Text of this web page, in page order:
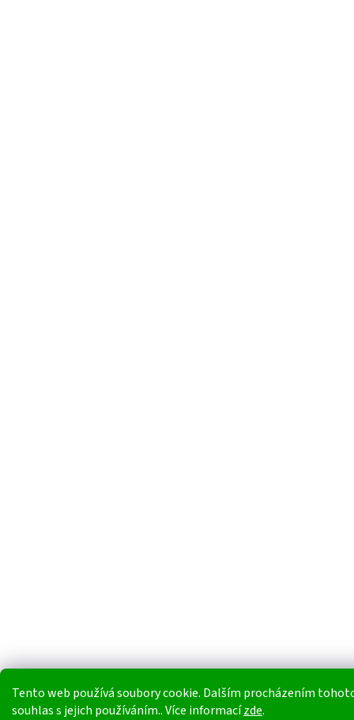
Tento web používá soubory cookie. Dalším procházením
souhlas s jejich používáním.. Více informacízde.